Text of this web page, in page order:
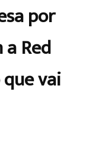
por
Red
que vai